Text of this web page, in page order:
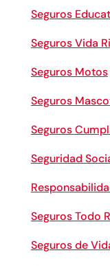
Seguros
Seguros Vida
Seguros Motos
Seguros
Seguros
Seguridad
Seguros Todo
Seguros de